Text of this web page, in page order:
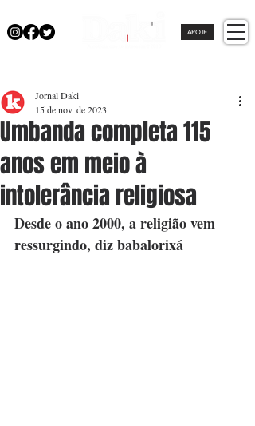
APOIE
Umbanda completa 115
anos em meio à
intolerância religiosa
Jornal Daki
15 de nov. de 2023
Desde o ano 2000, a religião vem
ressurgindo, diz babalorixá